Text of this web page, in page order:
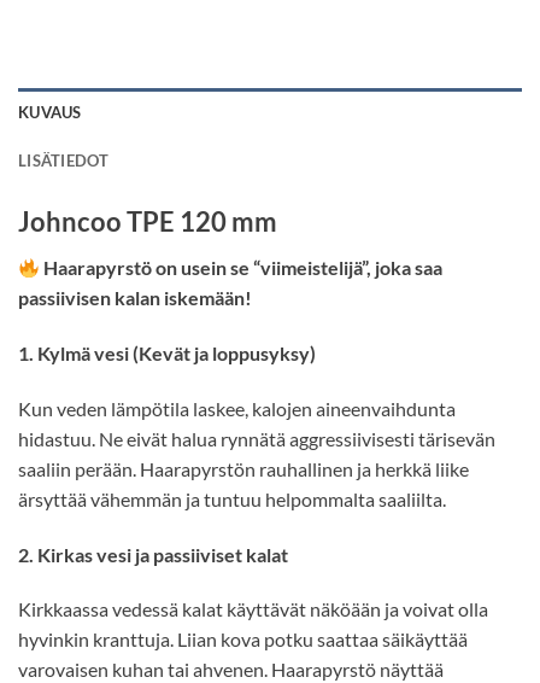
KUVAUS
LISÄTIEDOT
Johncoo TPE 120 mm
Haarapyrstö on usein se “viimeistelijä”, joka saa
passiivisen kalan iskemään!
1. Kylmä vesi (Kevät ja loppusyksy)
Kun veden lämpötila laskee, kalojen aineenvaihdunta
hidastuu. Ne eivät halua rynnätä aggressiivisesti tärisevän
saaliin perään. Haarapyrstön rauhallinen ja herkkä liike
ärsyttää vähemmän ja tuntuu helpommalta saaliilta.
2. Kirkas vesi ja passiiviset kalat
Kirkkaassa vedessä kalat käyttävät näköään ja voivat olla
hyvinkin kranttuja. Liian kova potku saattaa säikäyttää
varovaisen kuhan tai ahvenen. Haarapyrstö näyttää